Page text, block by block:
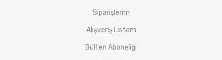
Siparişlerim
Alışveriş Listem
Bülten Aboneliği